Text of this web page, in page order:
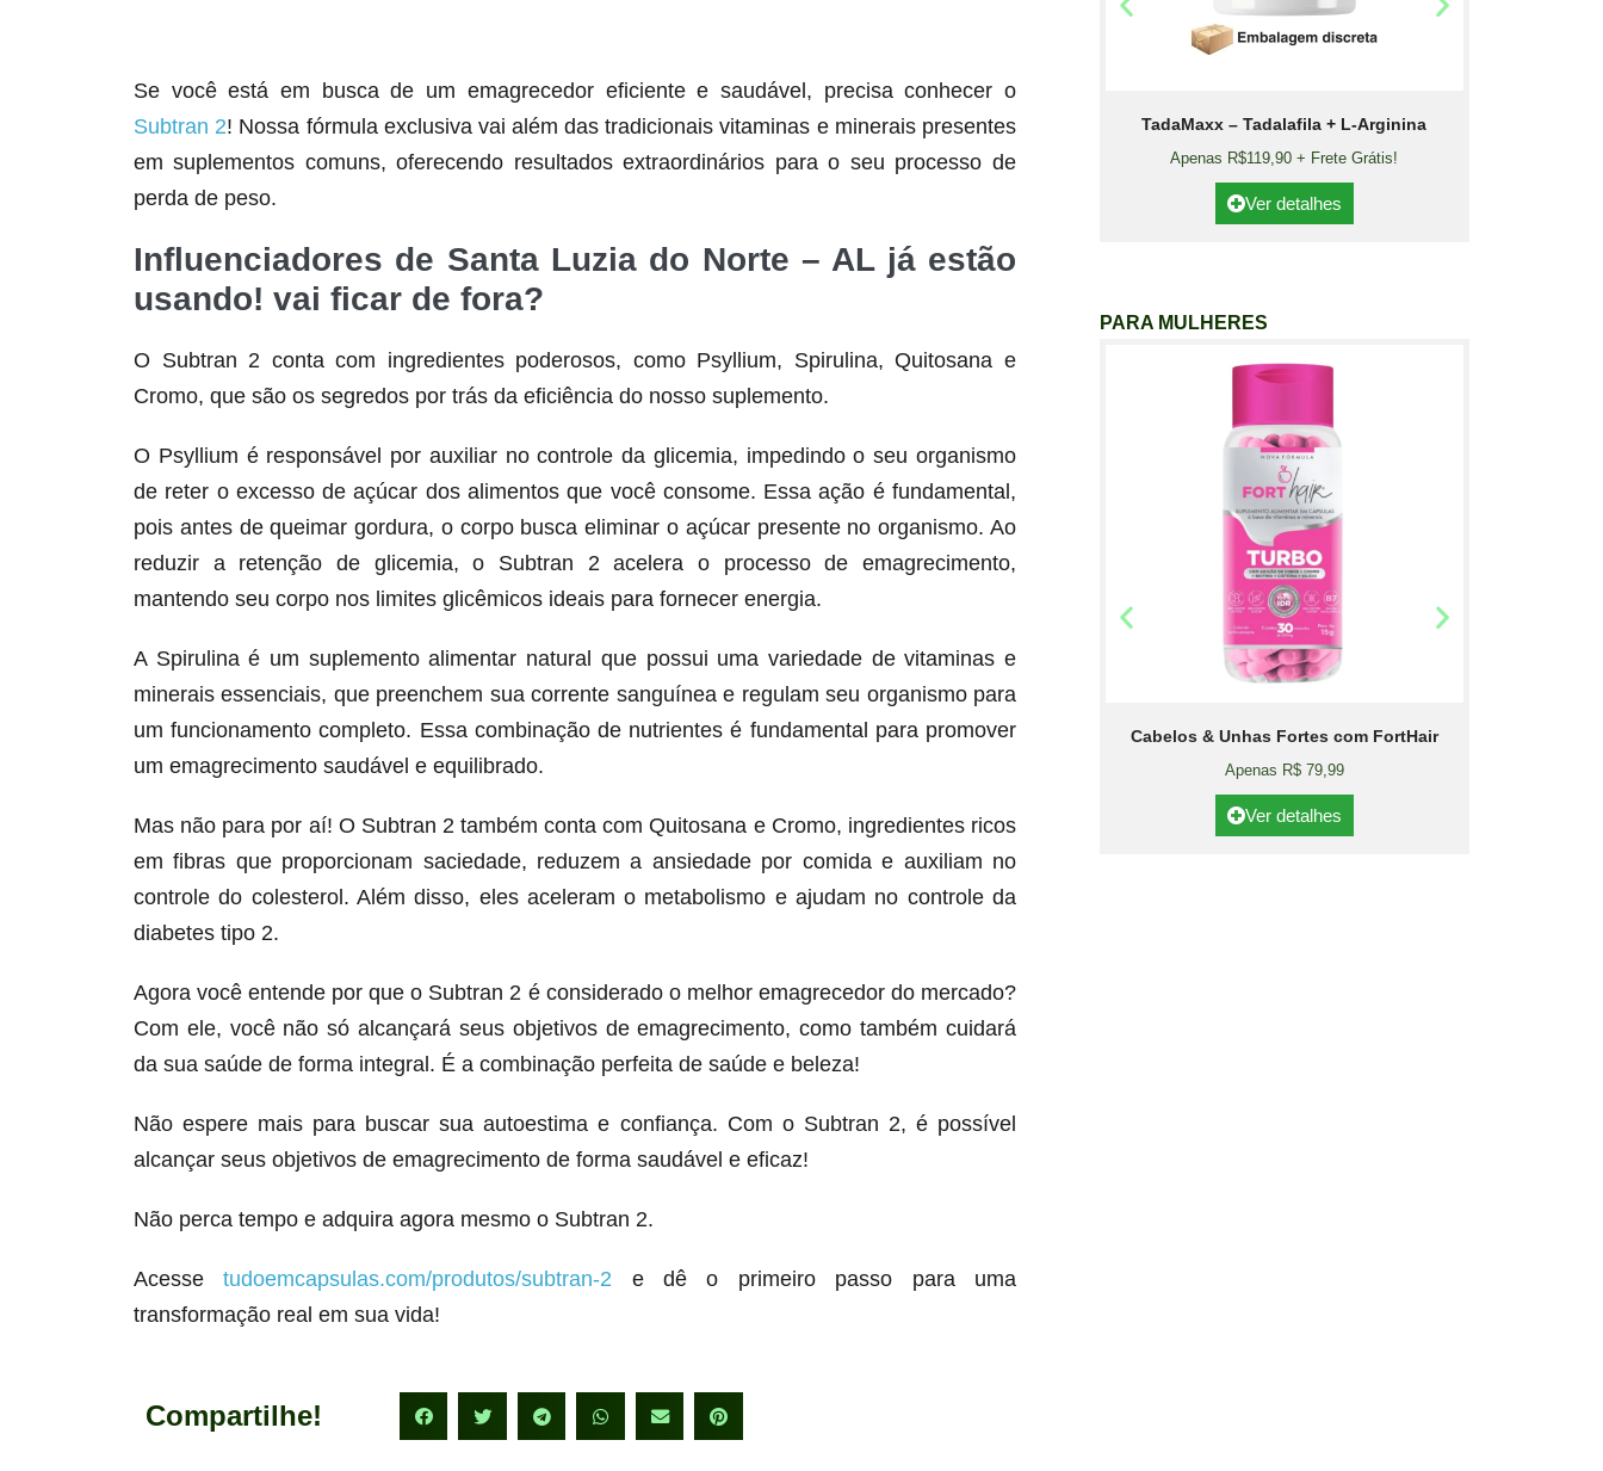
Se você está em busca de um emagrecedor eficiente e saudável, precisa conhecer o
Subtran 2! Nossa fórmula exclusiva vai além das tradicionais vitaminas e minerais presentes
em suplementos comuns, oferecendo resultados extraordinários para o seu processo de
perda de peso.
Influenciadores de Santa Luzia do Norte – AL já estão
usando! vai ficar de fora?
O Subtran 2 conta com ingredientes poderosos, como Psyllium, Spirulina, Quitosana e
Cromo, que são os segredos por trás da eficiência do nosso suplemento.
O Psyllium é responsável por auxiliar no controle da glicemia, impedindo o seu organismo
de reter o excesso de açúcar dos alimentos que você consome. Essa ação é fundamental,
pois antes de queimar gordura, o corpo busca eliminar o açúcar presente no organismo. Ao
reduzir a retenção de glicemia, o Subtran 2 acelera o processo de emagrecimento,
mantendo seu corpo nos limites glicêmicos ideais para fornecer energia.
A Spirulina é um suplemento alimentar natural que possui uma variedade de vitaminas e
minerais essenciais, que preenchem sua corrente sanguínea e regulam seu organismo para
um funcionamento completo. Essa combinação de nutrientes é fundamental para promover
um emagrecimento saudável e equilibrado.
Mas não para por aí! O Subtran 2 também conta com Quitosana e Cromo, ingredientes ricos
em fibras que proporcionam saciedade, reduzem a ansiedade por comida e auxiliam no
controle do colesterol. Além disso, eles aceleram o metabolismo e ajudam no controle da
diabetes tipo 2.
Agora você entende por que o Subtran 2 é considerado o melhor emagrecedor do mercado?
Com ele, você não só alcançará seus objetivos de emagrecimento, como também cuidará
da sua saúde de forma integral. É a combinação perfeita de saúde e beleza!
Não espere mais para buscar sua autoestima e confiança. Com o Subtran 2, é possível
alcançar seus objetivos de emagrecimento de forma saudável e eficaz!
Não perca tempo e adquira agora mesmo o Subtran 2.
Acessetudoemcapsulas.com/produtos/subtran-2 e dê o primeiro passo para uma
transformação real em sua vida!
Compartilhe!
Seca Já Detox – O Fim da gordura
localizada
Apenas 12x de R$19,78
TadaMaxx – Tadalafila + L-Arginina
Apenas R$119,90 + Frete Grátis!
Ver detalhes
PARA MULHERES
Melt Hair para cabelo, pele e unhas!
Ver detalhes
Cabelos & Unhas Fortes com FortHair
Apenas R$ 79,99
Ver detalhes